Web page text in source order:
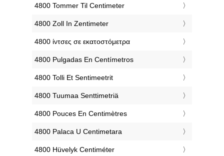
‎4800 Tommer Til Centimeter
‎4800 Zoll In Zentimeter
‎4800 ίντσες σε εκατοστόμετρα
‎4800 Pulgadas En Centímetros
‎4800 Tolli Et Sentimeetrit
‎4800 Tuumaa Senttimetriä
‎4800 Pouces En Centimètres
‎4800 Palaca U Centimetara
‎4800 Hüvelyk Centiméter